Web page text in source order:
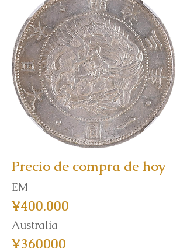
Precio de compra de hoy
EM
¥400.000
Australia
¥360000